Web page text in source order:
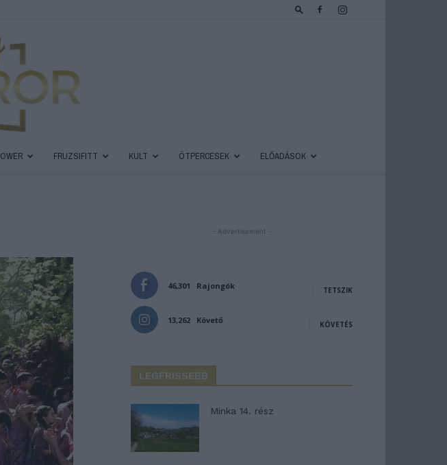
FRUZSIFITT KULT ÖTPERCESEK ELŐADÁSOK
- Advertisement -
46,301 Rajongók TETSZIK
13,262 Követő KÖVETÉS
LEGFRISSEBB
Minka 14. rész